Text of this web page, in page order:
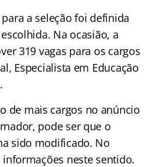
a seleção foi definida
Na ocasião, a
319 vagas para os cargos
Especialista em Educação
de mais cargos no anúncio
pode ser que o
sido modificado. No
neste sentido.